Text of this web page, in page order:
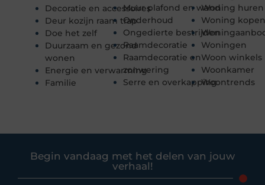
Decoratie en accessoires
Deur kozijn raam trap
Doe het zelf
Duurzaam en gezond
wonen
Energie en verwarming
Familie
Muur plafond en wand
Onderhoud
Ongedierte bestrijden
Raamdecoratie
Raamdecoratie en
zonwering
Serre en overkapping
Woning huren
Woning
Woningen
Woon winkels
Woonkamer
Woontrends
Begin vandaag met het delen van jouw
verhaal!